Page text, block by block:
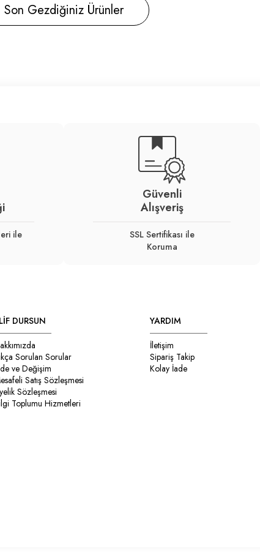
Son Gezdiğiniz Ürünler
ile
Güvenli
Alışveriş
SSL Sertifikası ile
Koruma
DURSUN
Sorulan Sorular
ve Değişim
Satış Sözleşmesi
Sözleşmesi
Toplumu Hizmetleri
YARDIM
İletişim
Sipariş Takip
Kolay İade